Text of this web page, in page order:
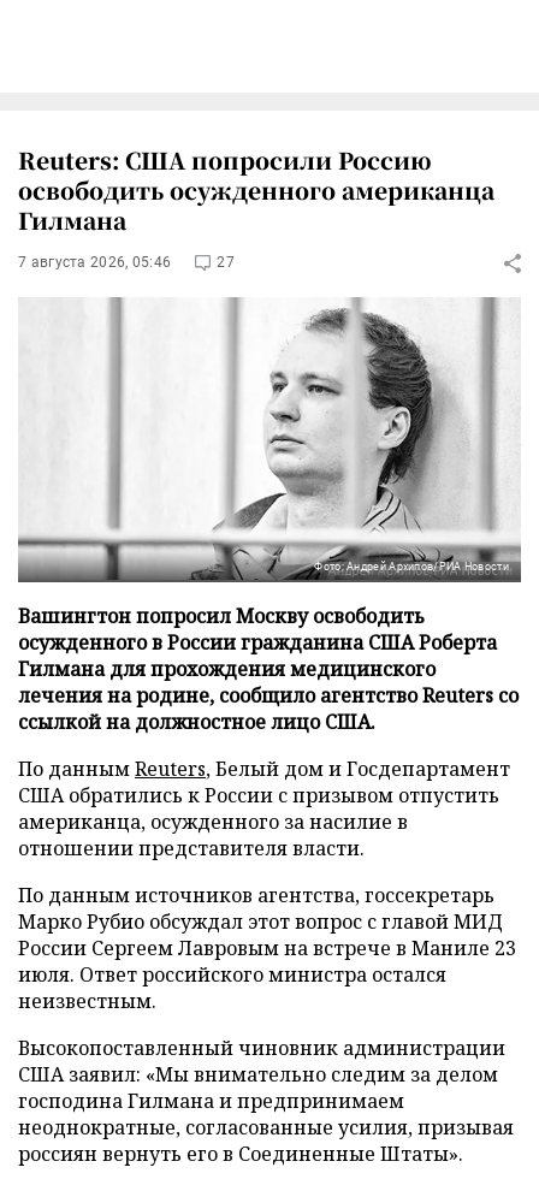
Reuters: США попросили Россию
освободить осужденного американца
Гилмана
7 августа 2026, 05:46 27
Фото: Андрей Архипов/РИА Новости
Вашингтон попросил Москву освободить
осужденного в России гражданина США Роберта
Гилмана для прохождения медицинского
лечения на родине, сообщило агентство Reuters со
ссылкой на должностное лицо США.
По даннымReuters, Белый дом и Госдепартамент
США обратились к России с призывом отпустить
американца, осужденного за насилие в
отношении представителя власти.
По данным источников агентства, госсекретарь
Марко Рубио обсуждал этот вопрос с главой МИД
России Сергеем Лавровым на встрече в Маниле 23
июля. Ответ российского министра остался
неизвестным.
Высокопоставленный чиновник администрации
США заявил: «Мы внимательно следим за делом
господина Гилмана и предпринимаем
неоднократные, согласованные усилия, призывая
россиян вернуть его в Соединенные Штаты».